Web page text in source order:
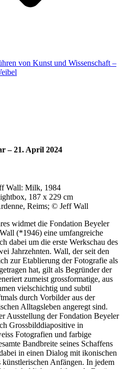
von Kunst und Wissenschaft –
– 21. April 2024
Wall: Milk, 1984
187 x 229 cm
Reims; © Jeff Wall
widmet die Fondation Beyeler
(*1946) eine umfangreiche
dabei um die erste Werkschau des
Jahrzehnten. Wall, der seit den
zur Etablierung der Fotografie als
hat, gilt als Begründer der
zumeist grossformatige, aus
vielschichtig und subtil
durch Vorbilder aus der
Alltagsleben angeregt sind.
Ausstellung der Fondation Beyeler
Grossbilddiapositive in
Fotografien und farbige
Bandbreite seines Schaffens
in einen Dialog mit ikonischen
Anfängen. In jedem